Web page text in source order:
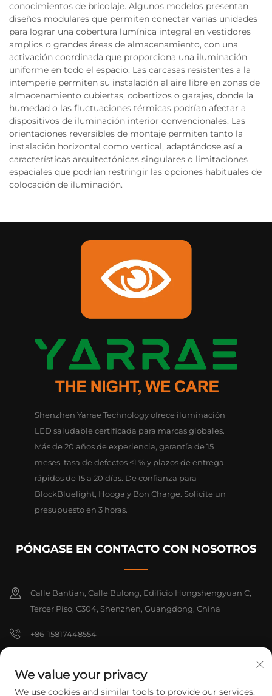
conocimientos de bricolaje. Algunos modelos presentan
diseños modulares que permiten conectar varias unidades
para lograr una cobertura lumínica integral en vestidores
amplios o grandes áreas de almacenamiento, con una
activación coordinada que proporciona una iluminación
uniforme en todo el espacio. Las carcasas resistentes a la
intemperie permiten su instalación al aire libre en zonas de
almacenamiento cubiertas, cobertizos o garajes, donde la
humedad o las fluctuaciones térmicas podrían afectar a
dispositivos de iluminación interior convencionales. Las
orientaciones reversibles de montaje permiten tanto la
instalación horizontal como vertical, adaptándose así a
características arquitectónicas singulares o limitaciones
espaciales que podrían restringir las opciones habituales de
colocación de iluminación.
Shenzhen Yarrae Technology ofrece iluminación
LED saludable certificada para marcas globales.
Más de 20 años de experiencia, garantía de 15
meses, tasa de defectos ≤1 % y plazos de entrega
rápidos de 15 a 20 días. De confianza para
BlockBluelight, Hooga y Bon Charge. Solicite un
presupuesto en 3 horas.
PÓNGASE EN CONTACTO CON NOSOTROS
Calle Bantian, Calle Bulong, Edificio Hongshengyuan C,
Tercer Piso, C304, Shenzhen, Guangdong, China
+86-15817448554
We value your privacy
We use cookies and similar tools to provide our services.